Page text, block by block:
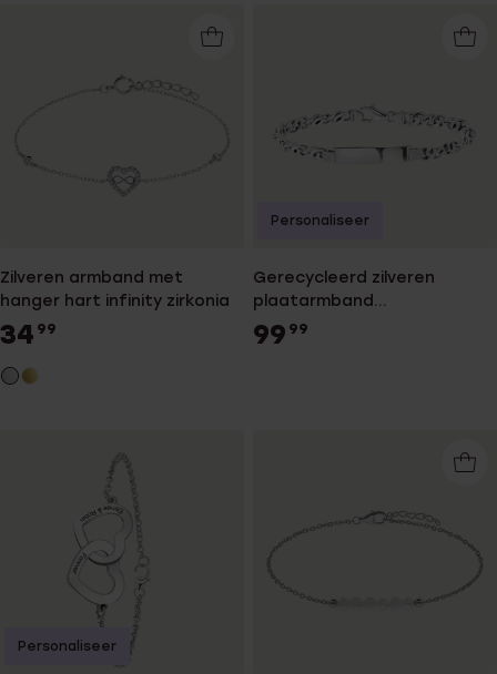
Zilveren armband met
hanger hart infinity zirkonia
34 99
Gerecycleerd zilveren
plaatarmband
gourmetschakel.
99 99
Personaliseer
Personaliseer